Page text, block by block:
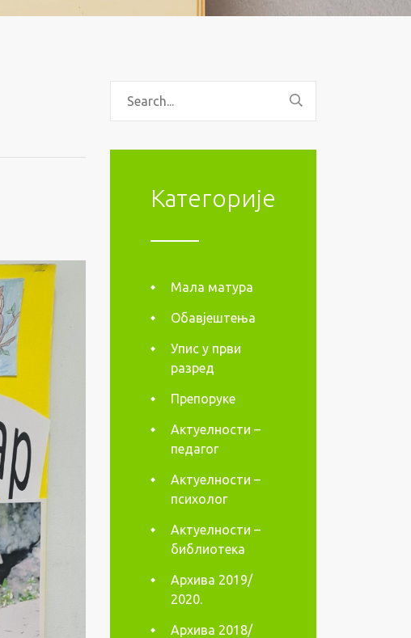
Категорије
Мала матура
Обавјештења
Упис у први
разред
Препоруке
Актуелности –
педагог
Актуелности –
психолог
Актуелности –
библиотека
Архива 2019/
2020.
Архива 2018/